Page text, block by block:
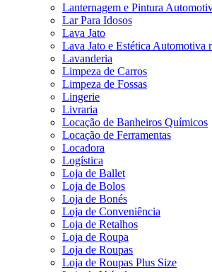
Lanternagem e Pintura
Lar Para Idosos
Lava Jato
Lava Jato e Estética Automotiva
Lavanderia
Limpeza de Carros
Limpeza de Fossas
Lingerie
Livraria
Locação de Banheiros Químicos
Locação de Ferramentas
Locadora
Logística
Loja de Ballet
Loja de Bolos
Loja de Bonés
Loja de Conveniência
Loja de Retalhos
Loja de Roupa
Loja de Roupas
Loja de Roupas Plus Size